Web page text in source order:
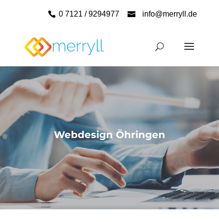
0 7121 / 9294977 info@merryll.de
Webdesign Öhringen